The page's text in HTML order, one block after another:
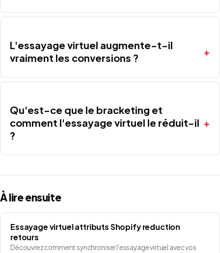
L'essayage virtuel augmente-t-il
vraiment les conversions ?
Qu'est-ce que le bracketing et
comment l'essayage virtuel le réduit-il
?
À lire ensuite
Essayage virtuel attributs Shopify reduction
retours
Découvrez comment synchroniser l'essayage virtuel avec vos